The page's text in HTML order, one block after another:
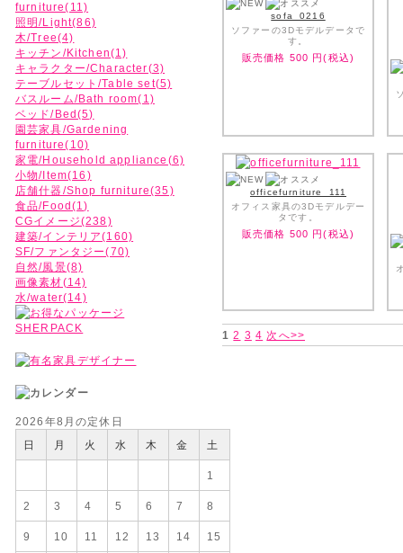
furniture(11)
照明/Light(86)
木/Tree(4)
キッチン/Kitchen(1)
キャラクター/Character(3)
テーブルセット/Table set(5)
バスルーム/Bath room(1)
ベッド/Bed(5)
園芸家具/Gardening
furniture(10)
家電/Household appliance(6)
小物/Item(16)
店舗什器/Shop furniture(35)
食品/Food(1)
CGイメージ(238)
建築/インテリア(160)
SF/ファンタジー(70)
自然/風景(8)
画像素材(14)
水/water(14)
2026年8月の定休日
日
月 火 水 木 金 土
1
2 3 4 5 6 7 8
9 10 11 12 13 14 15
sofa_0216
ソファーの3Dモデルデータで
す。
販売価格 500 円(税込)
officefurniture_111
オフィス家具の3Dモデルデー
タです。
販売価格 500 円(税込)
1 2 3 4 次へ>>